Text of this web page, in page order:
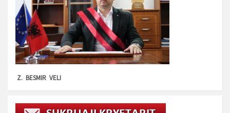
Z. BESMIR VELI